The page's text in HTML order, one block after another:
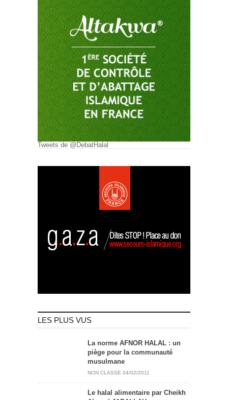
Tweets de @DebatHalal
LES PLUS VUS
La norme AFNOR HALAL : un
piège pour la communauté
musulmane
NON CLASSÉ 04/02/2011
Le halal alimentaire par Cheikh